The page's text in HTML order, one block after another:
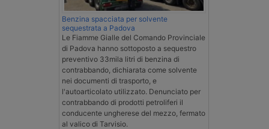
Benzina spacciata per solvente
sequestrata a Padova
Le Fiamme Gialle del Comando Provinciale
di Padova hanno sottoposto a sequestro
preventivo 33mila litri di benzina di
contrabbando, dichiarata come solvente
nei documenti di trasporto, e
l'autoarticolato utilizzato. Denunciato per
contrabbando di prodotti petroliferi il
conducente ungherese del mezzo, fermato
al valico di Tarvisio.